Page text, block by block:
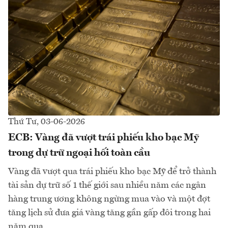
Thứ Tư, 03-06-2026
ECB: Vàng đã vượt trái phiếu kho bạc Mỹ
trong dự trữ ngoại hối toàn cầu
Vàng đã vượt qua trái phiếu kho bạc Mỹ để trở thành
tài sản dự trữ số 1 thế giới sau nhiều năm các ngân
hàng trung ương không ngừng mua vào và một đợt
tăng lịch sử đưa giá vàng tăng gần gấp đôi trong hai